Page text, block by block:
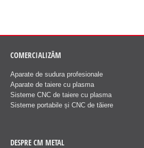
COMERCIALIZĂM
Aparate de sudura profesionale
Aparate de taiere cu plasma
Sisteme CNC de taiere cu plasma
Sisteme portabile și CNC de tăiere
DESPRE CM METAL